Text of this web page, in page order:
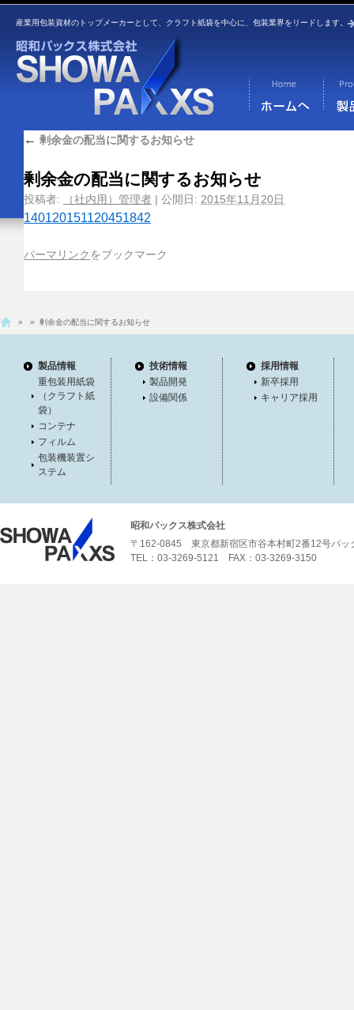
産業用包装資材のトップメーカーとして、クラフト紙袋を中心に、包装業界をリードします。
← 剰余金の配当に関するお知らせ
剰余金の配当に関するお知らせ
投稿者: （社内用）管理者 | 公開日: 2015年11月20日
140120151120451842
パーマリンク をブックマーク
» » 剰余金の配当に関するお知らせ
製品情報
重包装用紙袋
（クラフト紙
袋）
コンテナ
フィルム
包装機装置シ
ステム
技術情報
製品開発
設備関係
採用情報
新卒採用
キャリア採用
昭和パックス株式会社
〒162-0845 東京都新宿区市谷本村町2番12号パッ
TEL：03-3269-5121 FAX：03-3269-3150